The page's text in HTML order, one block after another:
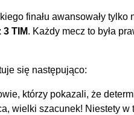
finału awansowały
3 TIM. Każdy mecz to była
się następująco:
którzy pokazali, że
wielki szacunek! Niestety w